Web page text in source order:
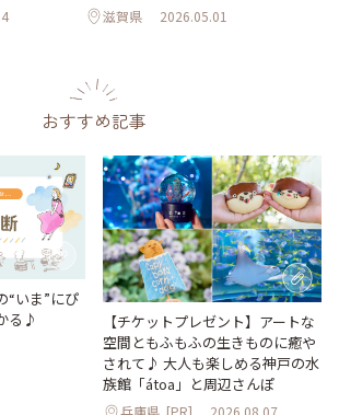
滋賀県 2026.05.01
おすすめ記事
“いま”にぴ
る♪
【チケットプレゼント】アートな
空間ともふもふの生きものに癒や
されて♪ 大人も楽しめる神戸の水
族館「átoa」と周辺さんぽ